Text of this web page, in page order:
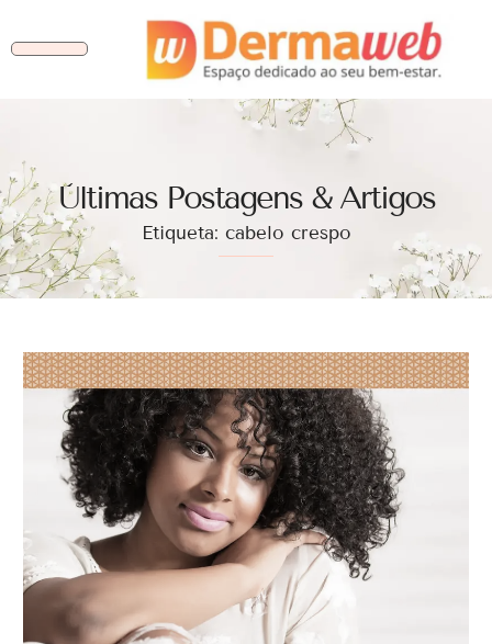
Ùltimas Postagens & Artigos
Etiqueta: cabelo crespo